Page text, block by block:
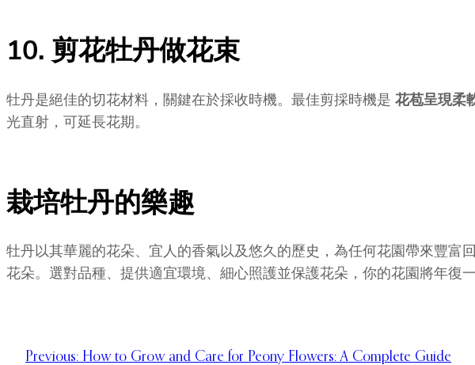
10. 剪花牡丹做花束
牡丹是絕佳的切花材料，關鍵在於採收時機。最佳剪採時機是 花苞呈現柔
光直射，可延長花期。
栽培牡丹的樂趣
牡丹以其華麗的花朵、宜人的香氣以及悠久的歷史，為任何花園帶來豐
花朵。選對品種、提供適宜環境、細心照護並保護花朵，你的花園將年復
Previous: How to Grow and Care for Peony Flowers: A Complete Guide